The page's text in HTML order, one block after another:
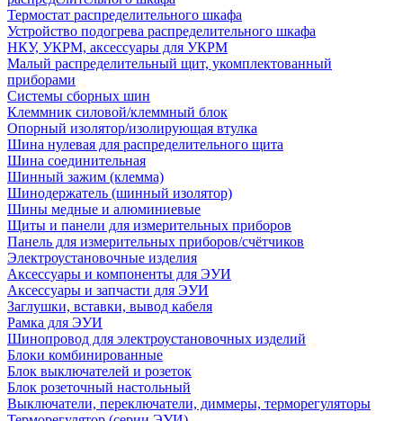
Термостат распределительного шкафа
Устройство подогрева распределительного шкафа
НКУ, УКРМ, аксессуары для УКРМ
Малый распределительный щит, укомплектованный
приборами
Системы сборных шин
Клеммник силовой/клеммный блок
Опорный изолятор/изолирующая втулка
Шина нулевая для распределительного щита
Шина соединительная
Шинный зажим (клемма)
Шинодержатель (шинный изолятор)
Шины медные и алюминиевые
Щиты и панели для измерительных приборов
Панель для измерительных приборов/счётчиков
Электроустановочные изделия
Аксессуары и компоненты для ЭУИ
Аксессуары и запчасти для ЭУИ
Заглушки, вставки, вывод кабеля
Рамка для ЭУИ
Шинопровод для электроустановочных изделий
Блоки комбинированные
Блок выключателей и розеток
Блок розеточный настольный
Выключатели, переключатели, диммеры, терморегуляторы